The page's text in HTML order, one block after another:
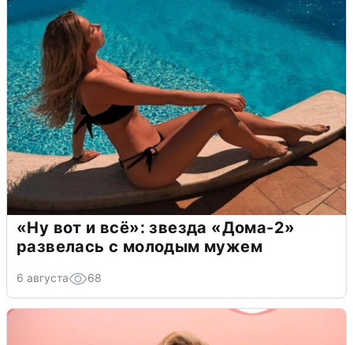
«Ну вот и всё»: звезда «Дома-2»
развелась с молодым мужем
6 августа 68